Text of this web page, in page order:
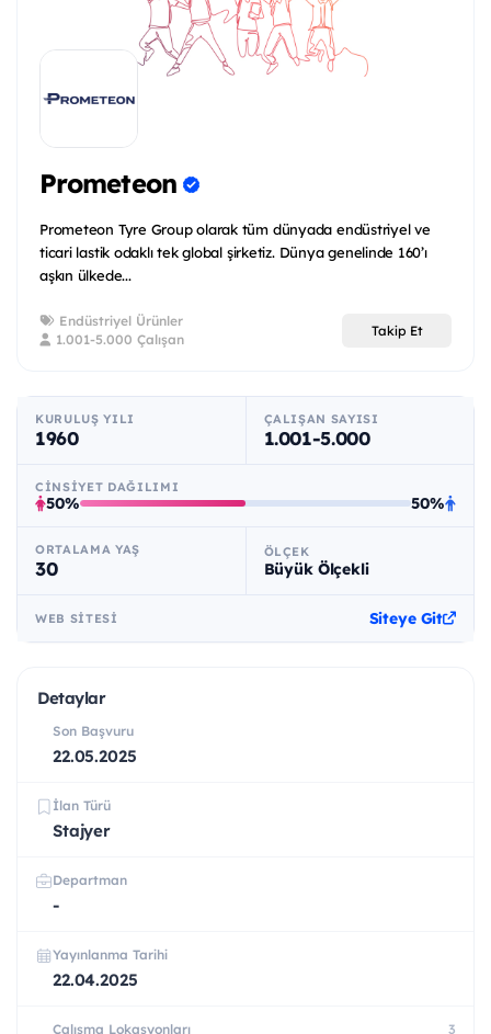
Prometeon
Prometeon Tyre Group olarak tüm dünyada endüstriyel ve
ticari lastik odaklı tek global şirketiz. Dünya genelinde 160’ı
aşkın ülkede...
Endüstriyel Ürünler
1.001-5.000 Çalışan
Takip Et
KURULUŞ YILI
1960
ÇALIŞAN SAYISI
1.001-5.000
CINSIYET DAĞILIMI
50% 50%
ORTALAMA YAŞ
30
ÖLÇEK
Büyük Ölçekli
WEB SITESI Siteye Git
Detaylar
Son Başvuru
22.05.2025
İlan Türü
Stajyer
Departman
-
Yayınlanma Tarihi
22.04.2025
Çalışma Lokasyonları 3